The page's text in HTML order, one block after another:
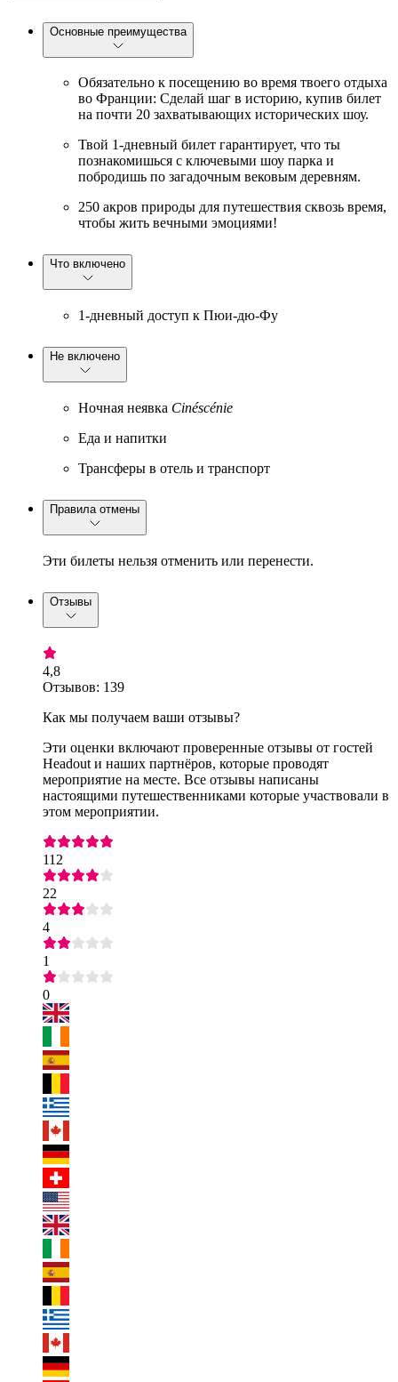
Основные преимущества
Обязательно к посещению во время твоего отдыха
во Франции: Сделай шаг в историю, купив билет
на почти 20 захватывающих исторических шоу.
Твой 1-дневный билет гарантирует, что ты
познакомишься с ключевыми шоу парка и
побродишь по загадочным вековым деревням.
250 акров природы для путешествия сквозь время,
чтобы жить вечными эмоциями!
Что включено
1-дневный доступ к Пюи-дю-Фу
Не включено
Ночная неявка Cinéscénie
Еда и напитки
Трансферы в отель и транспорт
Правила отмены
Эти билеты нельзя отменить или перенести.
Отзывы
4,8
Отзывов: 139
Как мы получаем ваши отзывы?
Эти оценки включают проверенные отзывы от гостей
Headout и наших партнёров, которые проводят
мероприятие на месте. Все отзывы написаны
настоящими путешественниками которые участвовали в
этом мероприятии.
112
22
4
1
0